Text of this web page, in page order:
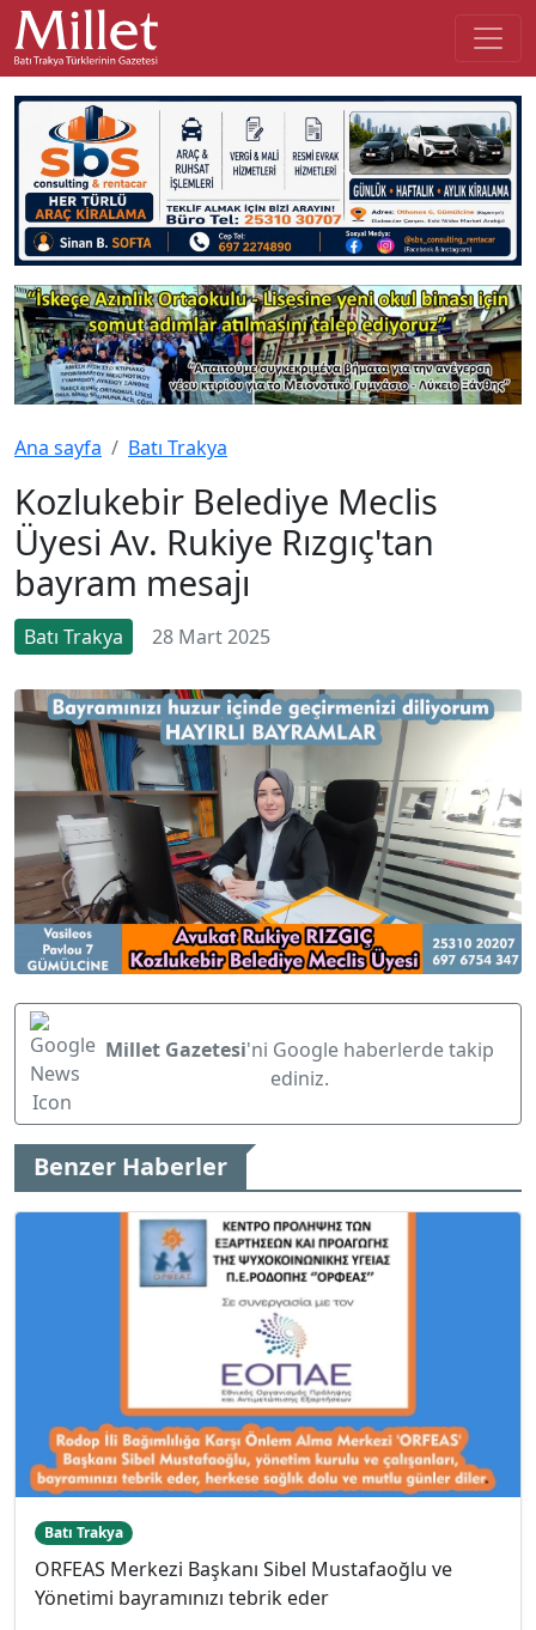
Ana sayfa Batı Trakya
Kozlukebir Belediye Meclis
Üyesi Av. Rukiye Rızgıç'tan
bayram mesajı
Batı Trakya 28 Mart 2025
Millet Gazetesi'ni Google haberlerde takip
ediniz.
Benzer Haberler
Batı Trakya
ORFEAS Merkezi Başkanı Sibel Mustafaoğlu ve
Yönetimi bayramınızı tebrik eder